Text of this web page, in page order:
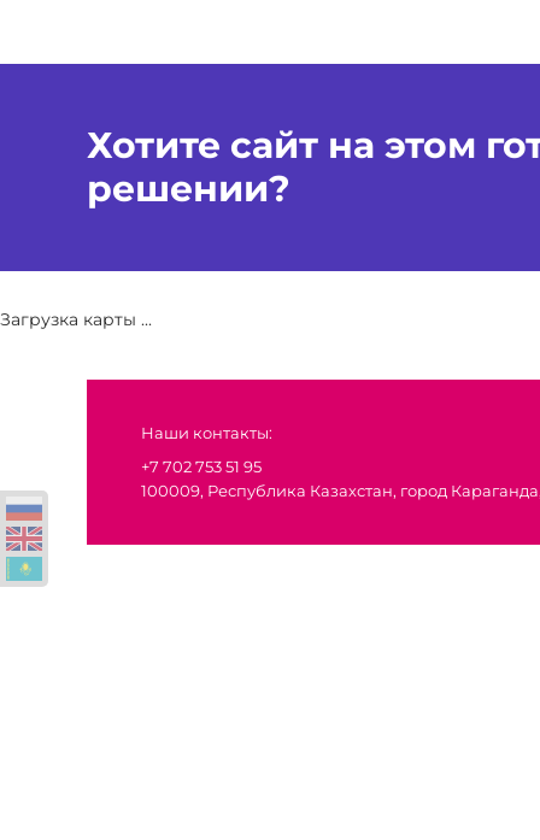
Хотите сайт на этом
решении?
Наши контакты:
+7 702 753 51 95
100009, Республика Казахстан, город
Загрузка карты ...